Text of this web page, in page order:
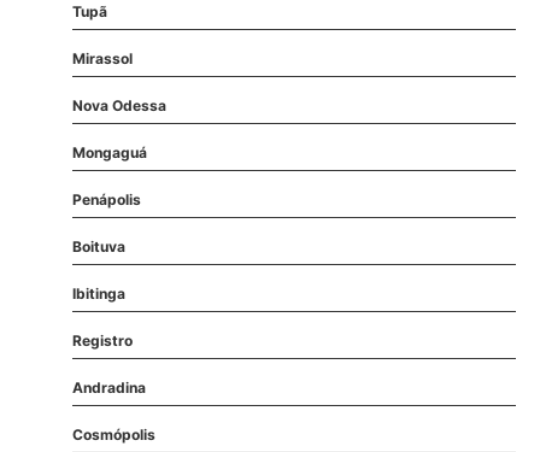
Tupã
Mirassol
Nova Odessa
Mongaguá
Penápolis
Boituva
Ibitinga
Registro
Andradina
Cosmópolis